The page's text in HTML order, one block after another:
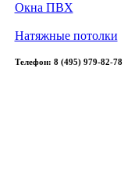
Окна ПВХ
Натяжные потолки
Телефон: 8 (495) 979-82-78